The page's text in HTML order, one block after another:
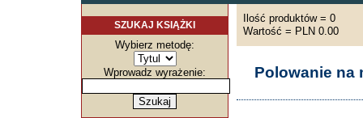
SZUKAJ KSIĄŻKI
Wybierz metodę:
Wprowadz wyrażenie:
Ilość produktów = 0
Wartość = PLN 0.00
Polowanie na